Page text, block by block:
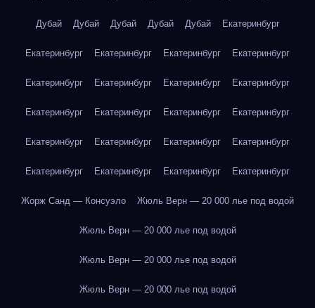
Дубай Дубай Дубай Дубай Дубай Екатеринбург
Екатеринбург Екатеринбург Екатеринбург Екатеринбург
Екатеринбург Екатеринбург Екатеринбург Екатеринбург
Екатеринбург Екатеринбург Екатеринбург Екатеринбург
Екатеринбург Екатеринбург Екатеринбург Екатеринбург
Екатеринбург Екатеринбург Екатеринбург Екатеринбург
Жорж Санд — Консуэло Жюль Верн — 20 000 лье под водой
Жюль Верн — 20 000 лье под водой
Жюль Верн — 20 000 лье под водой
Жюль Верн — 20 000 лье под водой